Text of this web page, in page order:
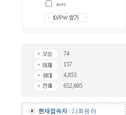
74
157
4,853
652,605
현재접속자: 2 (회원 0)